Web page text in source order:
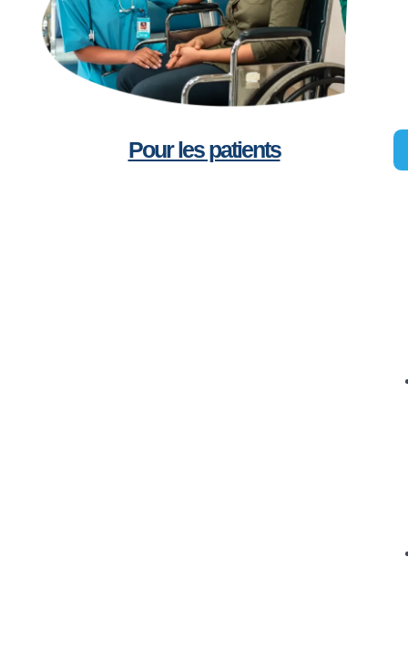
Pour les patients